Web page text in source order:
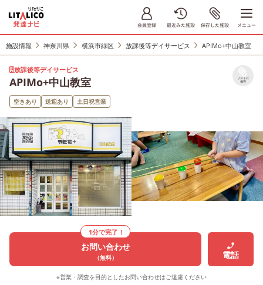
施設情報 神奈川県 横浜市緑区 放課後等デイサービス APIMo+中山教室
放課後等デイサービス
APIMo+中山教室 リストに
保存
空きあり 送迎あり 土日祝営業
1分で完了！
お問い合わせ
（無料） 電話
※営業・調査を目的としたお問い合わせはご遠慮ください